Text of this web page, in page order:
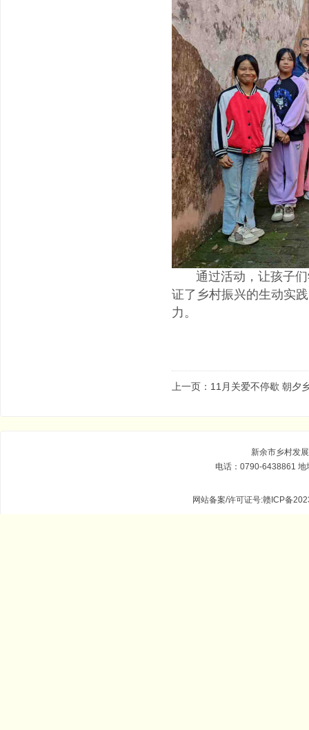
通过活动，让孩子们
证了乡村振兴的生动实
力。
上一页：11月关爱不停歇 朝夕
新余市乡村发
电话：0790-6438861 地
网站备案/许可证号:赣ICP备